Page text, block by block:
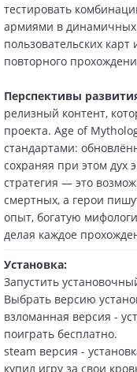
тестировать
армиями в динамичных
пользовательских
повторного
Перспективы
релизный контент,
проекта. Age of
стандартами:
сохраняя при этом дух
стратегия — это
смертных, а герои
опыт, богатую
делая каждое
Установка:
Запустить
Выбрать версию
взломанная версия -
поиграть бесплатно.
steam версия -
купил игру за свои